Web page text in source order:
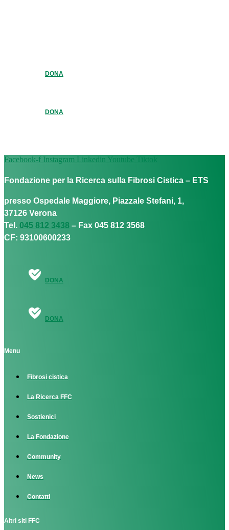
DONA
DONA
Facebook-f Instagram Linkedin Youtube Tiktok
Fondazione per la Ricerca sulla Fibrosi Cistica – ETS
presso Ospedale Maggiore, Piazzale Stefani, 1,
37126 Verona
Tel. 045 812 3438 – Fax 045 812 3568
CF: 93100600233
DONA
DONA
Menu
Fibrosi cistica
La Ricerca FFC
Sostienici
La Fondazione
Community
News
Contatti
Altri siti FFC